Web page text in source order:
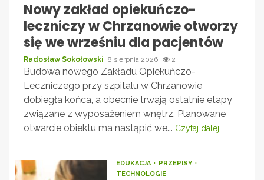
Nowy zakład opiekuńczo-
leczniczy w Chrzanowie otworzy
się we wrześniu dla pacjentów
Radosław Sokołowski 8 sierpnia 2026 2
Budowa nowego Zakładu Opiekuńczo-
Leczniczego przy szpitalu w Chrzanowie
dobiegła końca, a obecnie trwają ostatnie etapy
związane z wyposażeniem wnętrz. Planowane
otwarcie obiektu ma nastąpić we... Czytaj dalej
EDUKACJA
PRZEPISY
TECHNOLOGIE